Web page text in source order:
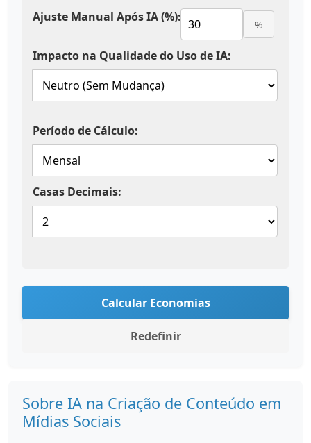
Ajuste Manual Após IA (%): %
Impacto na Qualidade do Uso de IA:
Período de Cálculo:
Casas Decimais:
Calcular Economias
Redefinir
Sobre IA na Criação de Conteúdo em
Mídias Sociais